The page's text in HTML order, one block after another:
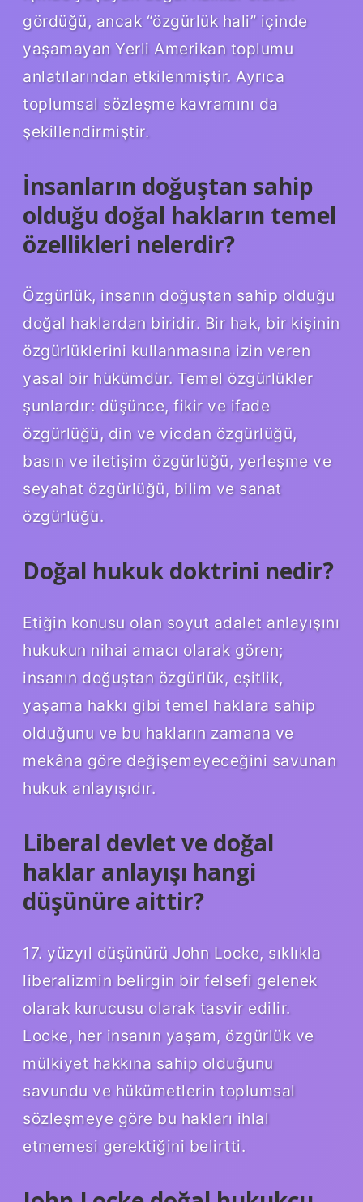
gördüğü, ancak “özgürlük hali” içinde
yaşamayan Yerli Amerikan toplumu
anlatılarından etkilenmiştir. Ayrıca
toplumsal sözleşme kavramını da
şekillendirmiştir.
İnsanların doğuştan sahip
olduğu doğal hakların temel
özellikleri nelerdir?
Özgürlük, insanın doğuştan sahip olduğu
doğal haklardan biridir. Bir hak, bir kişinin
özgürlüklerini kullanmasına izin veren
yasal bir hükümdür. Temel özgürlükler
şunlardır: düşünce, fikir ve ifade
özgürlüğü, din ve vicdan özgürlüğü,
basın ve iletişim özgürlüğü, yerleşme ve
seyahat özgürlüğü, bilim ve sanat
özgürlüğü.
Doğal hukuk doktrini nedir?
Etiğin konusu olan soyut adalet anlayışını
hukukun nihai amacı olarak gören;
insanın doğuştan özgürlük, eşitlik,
yaşama hakkı gibi temel haklara sahip
olduğunu ve bu hakların zamana ve
mekâna göre değişemeyeceğini savunan
hukuk anlayışıdır.
Liberal devlet ve doğal
haklar anlayışı hangi
düşünüre aittir?
17. yüzyıl düşünürü John Locke, sıklıkla
liberalizmin belirgin bir felsefi gelenek
olarak kurucusu olarak tasvir edilir.
Locke, her insanın yaşam, özgürlük ve
mülkiyet hakkına sahip olduğunu
savundu ve hükümetlerin toplumsal
sözleşmeye göre bu hakları ihlal
etmemesi gerektiğini belirtti.